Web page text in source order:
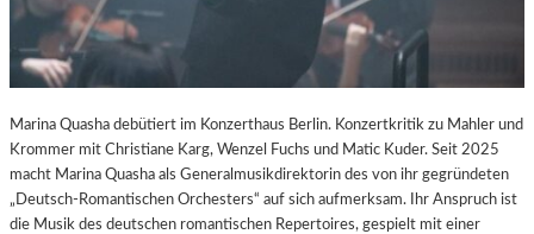
Marina Quasha debütiert im Konzerthaus Berlin. Konzertkritik zu Mahler und
Krommer mit Christiane Karg, Wenzel Fuchs und Matic Kuder. Seit 2025
macht Marina Quasha als Generalmusikdirektorin des von ihr gegründeten
„Deutsch-Romantischen Orchesters“ auf sich aufmerksam. Ihr Anspruch ist
die Musik des deutschen romantischen Repertoires, gespielt mit einer